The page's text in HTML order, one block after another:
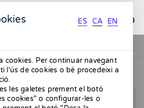
EN
Spice Vestidor
ES CA EN
cookies. Per continuar navegant
l'ús de cookies o bé procedeixi a
les galetes prement el botó
cookies" o configurar-les o